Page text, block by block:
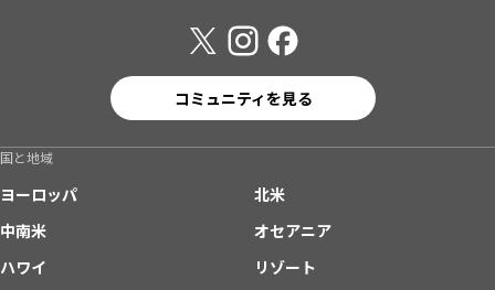
コミュニティを見る
国と地域
ヨーロッパ
北米
中南米
オセアニア
ハワイ
リゾート